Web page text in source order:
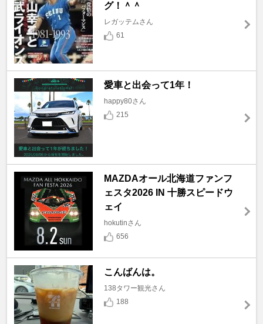
グ！＾＾
レガッテムさん
61
愛車と出会って1年！
happy80さん
215
MAZDAオール北海道ファンフ
ェスタ2026 IN 十勝スピードウ
ェイ
hokutinさん
656
こんばんは。
138タワー観光さん
188